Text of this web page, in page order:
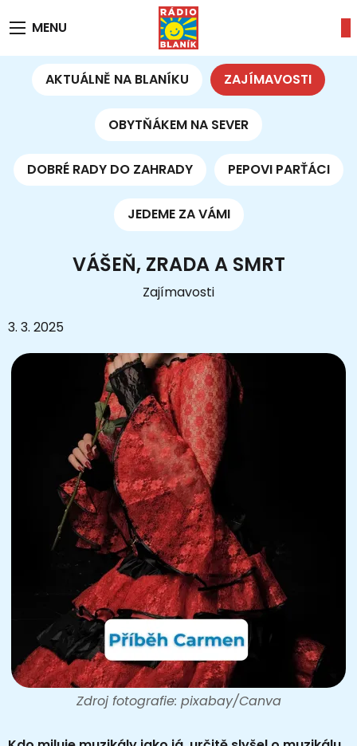
MENU
AKTUÁLNĚ NA BLANÍKU ZAJÍMAVOSTI
OBYTŇÁKEM NA SEVER
DOBRÉ RADY DO ZAHRADY PEPOVI PARŤÁCI
JEDEME ZA VÁMI
VÁŠEŇ, ZRADA A SMRT
Zajímavosti
3. 3. 2025
Zdroj fotografie: pixabay/Canva